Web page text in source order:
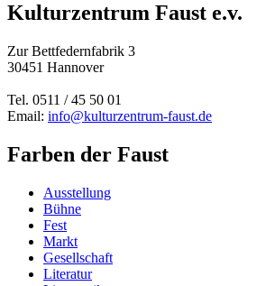
Kulturzentrum Faust e.v.
Zur Bettfedernfabrik 3
30451 Hannover
Tel. 0511 / 45 50 01
Email: info@kulturzentrum-faust.de
Farben der Faust
Ausstellung
Bühne
Fest
Markt
Gesellschaft
Literatur